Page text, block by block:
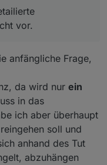
nicht der Plan.
tun haben,
nach, den
den Adaptern
auf der
werden.
"MQTT
um die jeweilige
zu
Adapter, welche
als Filter auf der Admin-
Ich glaube nicht das
an welcher Position
beschrieben, und an
bin ich noch
umsetzen kann.
zu bestimmten
nur zu, nehm ich gerne
vor.
anfängliche Frage,
da wird nur ein
in das
ich aber überhaupt
soll und
anhand des Tut
abzuhängen